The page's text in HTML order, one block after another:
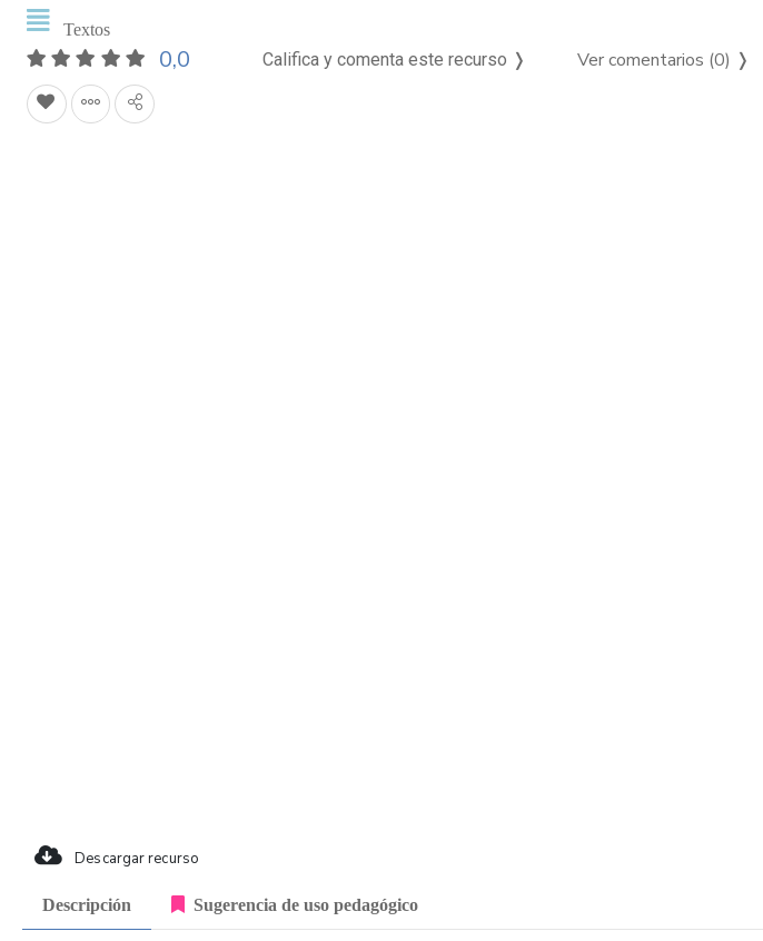
Textos
0,0 Califica y comenta este recurso ❭ Ver comentarios (0) ❭
Descargar recurso
Descripción Sugerencia de uso pedagógico